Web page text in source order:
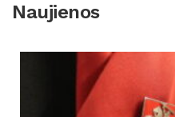
Naujienos